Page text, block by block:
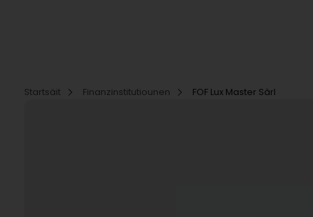
Startsäit
Finanzinstitutiounen FOF Lux Master Sàrl